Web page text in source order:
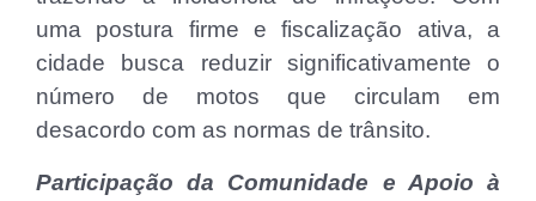
uma postura firme e fiscalização ativa, a
cidade busca reduzir significativamente o
número de motos que circulam em
desacordo com as normas de trânsito.
Participação da Comunidade e Apoio à